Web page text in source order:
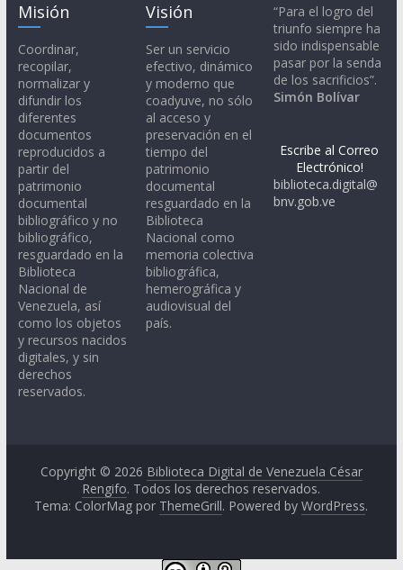
Misión
Coordinar,
recopilar,
normalizar y
difundir los
diferentes
documentos
reproducidos a
partir del
patrimonio
documental
bibliográfico y no
bibliográfico,
resguardado en la
Biblioteca
Nacional de
Venezuela, así
como los objetos
y recursos nacidos
digitales, y sin
derechos
reservados.
Visión
Ser un servicio
efectivo, dinámico
y moderno que
coadyuve, no sólo
al acceso y
preservación en el
tiempo del
patrimonio
documental
resguardado en la
Biblioteca
Nacional como
memoria colectiva
bibliográfica,
hemerográfica y
audiovisual del
país.
“Para el logro del
triunfo siempre ha
sido indispensable
pasar por la senda
de los sacrificios”.
Simón Bolívar
Escribe al Correo
Electrónico!
biblioteca.digital@
bnv.gob.ve
Copyright © 2026 Biblioteca Digital de Venezuela César
Rengifo. Todos los derechos reservados.
Tema: ColorMag por ThemeGrill. Powered byWordPress.